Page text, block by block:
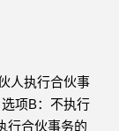
人执行合伙事
项B：不执行
行合伙事务的